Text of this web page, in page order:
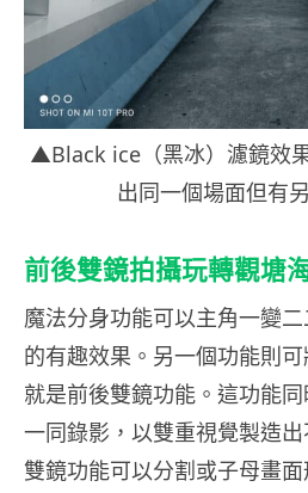
▲Black ice（黑冰）濾鏡效
出同一個場面但有
前後雙鏡拍攝玩轉觀塘
魔法分身功能可以主角一變
的有趣效果。另一個功能則
就是前後雙鏡功能。這功能
一同錄影，以雙重視覺製造
雙鏡功能可以分割或子母畫